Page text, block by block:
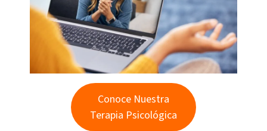
Conoce Nuestra
Terapia Psicológica